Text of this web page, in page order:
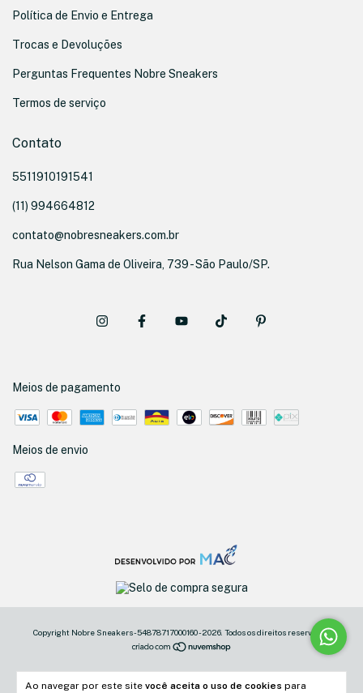
Ao navegar por este site você aceita o uso de cookies para
Política de Envio e Entrega
Trocas e Devoluções
Perguntas Frequentes Nobre Sneakers
Termos de serviço
Contato
5511910191541
(11) 994664812
contato@nobresneakers.com.br
Rua Nelson Gama de Oliveira, 739 - São Paulo/SP.
Meios de pagamento
Meios de envio
Copyright Nobre Sneakers - 54878717000160 - 2026. Todos os direitos reservados.